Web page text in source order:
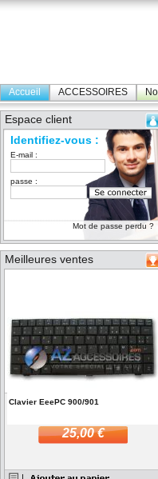
Accueil ACCESSOIRES
Espace client
Identifiez-vous :
E-mail :
passe :
Mot de passe perdu ?
Meilleures ventes
Clavier EeePC 900/901
25,00 €